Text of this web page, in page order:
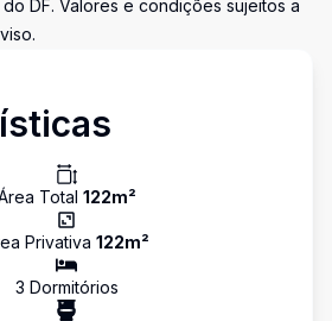
DF. Valores e condições sujeitos a
Total 122m²
Privativa 122m²
3 Dormitórios